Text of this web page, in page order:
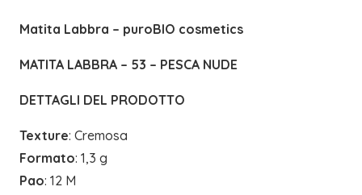
Matita Labbra – puroBIO cosmetics
MATITA LABBRA – 53 – PESCA NUDE
DETTAGLI DEL PRODOTTO
Texture: Cremosa
Formato: 1,3 g
Pao: 12 M